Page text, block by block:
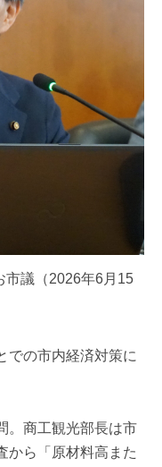
市議（2026年6月15
での市内経済対策に
。商工観光部長は市
から「原材料高また